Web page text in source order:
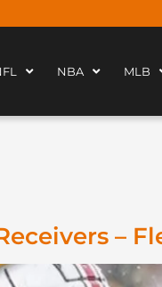
NBA MLB
–